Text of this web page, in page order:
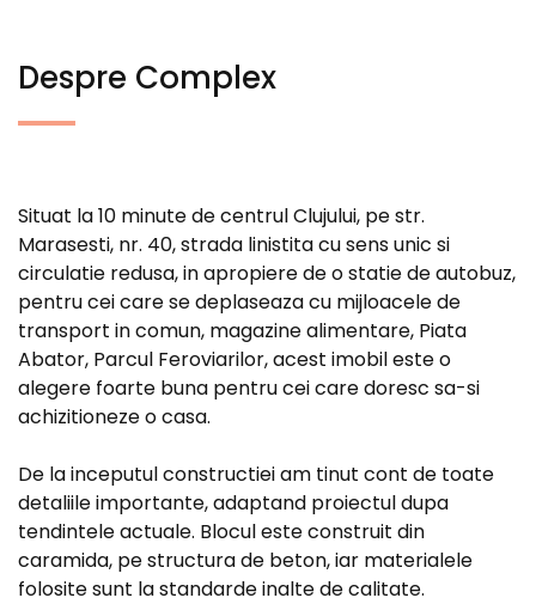
Despre Complex
Situat la 10 minute de centrul Clujului, pe str.
Marasesti, nr. 40, strada linistita cu sens unic si
circulatie redusa, in apropiere de o statie de autobuz,
pentru cei care se deplaseaza cu mijloacele de
transport in comun, magazine alimentare, Piata
Abator, Parcul Feroviarilor, acest imobil este o
alegere foarte buna pentru cei care doresc sa-si
achizitioneze o casa.
De la inceputul constructiei am tinut cont de toate
detaliile importante, adaptand proiectul dupa
tendintele actuale. Blocul este construit din
caramida, pe structura de beton, iar materialele
folosite sunt la standarde inalte de calitate.